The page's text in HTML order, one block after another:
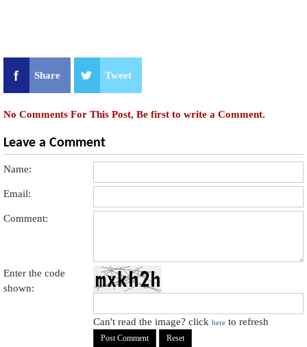
Share Tweet
No Comments For This Post, Be first to write a Comment.
Leave a Comment
Name:
Email:
Comment:
Enter the code
shown:
Can't read the image? clickhere to refresh